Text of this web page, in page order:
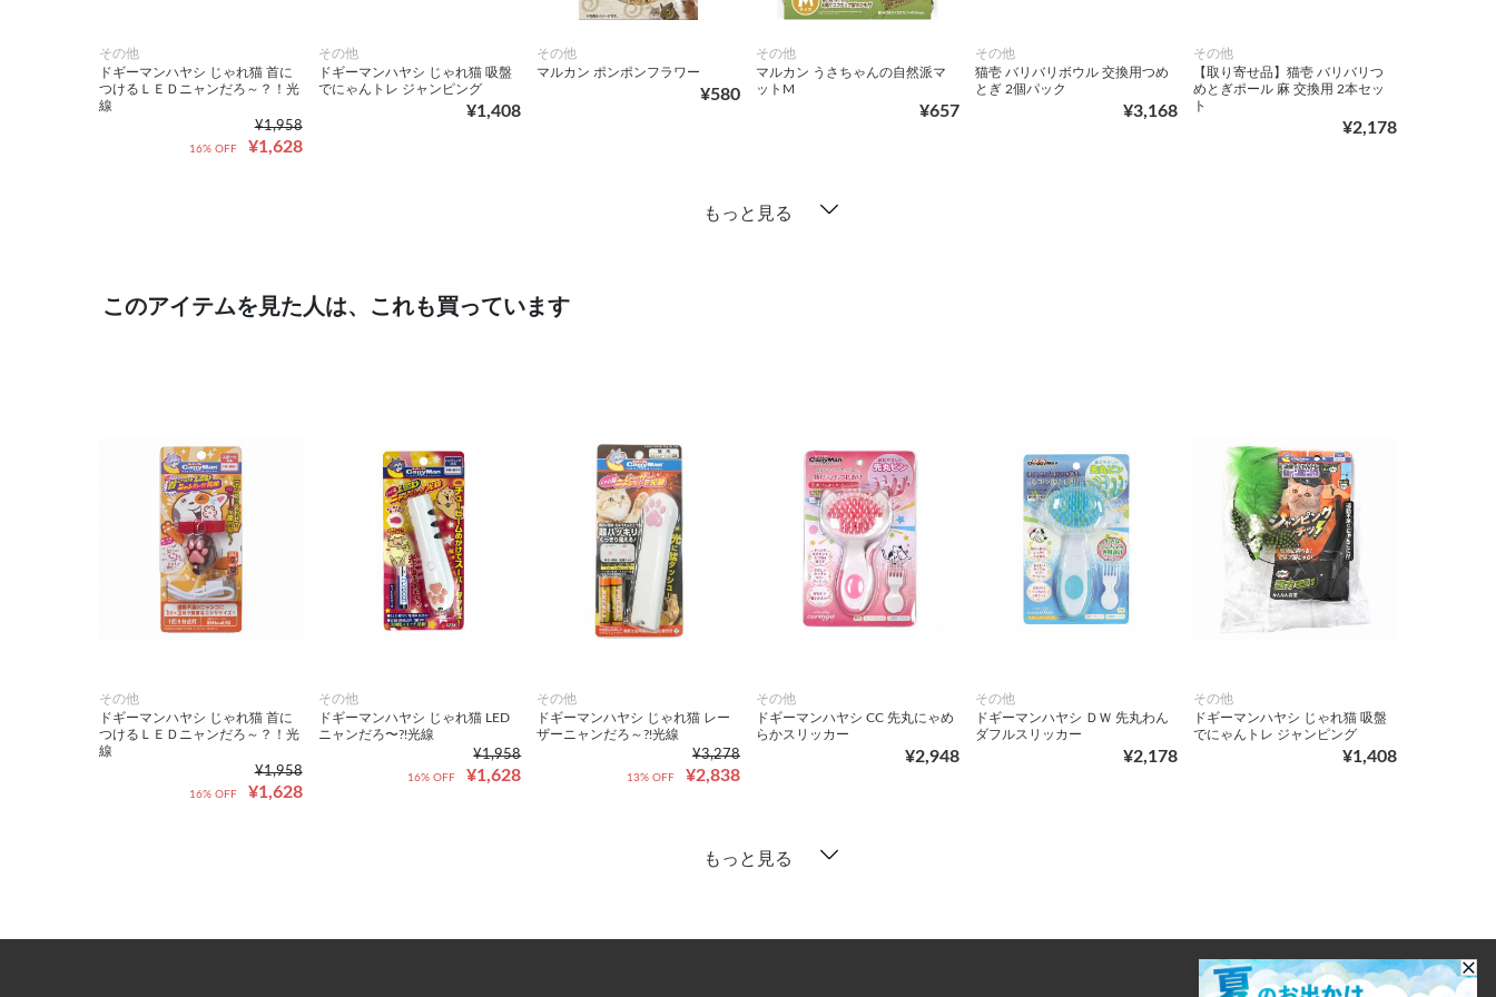
その他
ドギーマンハヤシ じゃれ猫 首に
つけるＬＥＤニャンだろ～？！光
線
¥1,958
¥1,628
16% OFF
その他
ドギーマンハヤシ じゃれ猫 吸盤
でにゃんトレ ジャンピング
¥1,408
その他
マルカン ポンポンフラワー
¥580
その他
マルカン うさちゃんの自然派マ
ットM
¥657
その他
猫壱 バリバリボウル 交換用つめ
とぎ 2個パック
¥3,168
その他
【取り寄せ品】猫壱 バリバリつ
めとぎポール 麻 交換用 2本セッ
ト
¥2,178
もっと見る
このアイテムを見た人は、これも買っています
その他
ドギーマンハヤシ じゃれ猫 首に
つけるＬＥＤニャンだろ～？！光
線
¥1,958
¥1,628
16% OFF
その他
ドギーマンハヤシ じゃれ猫 LED
ニャンだろ〜?!光線
¥1,958
¥1,628
16% OFF
その他
ドギーマンハヤシ じゃれ猫 レー
ザーニャンだろ～?!光線
¥3,278
¥2,838
13% OFF
その他
ドギーマンハヤシ CC 先丸にゃめ
らかスリッカー
¥2,948
その他
ドギーマンハヤシ ＤＷ 先丸わん
ダフルスリッカー
¥2,178
その他
ドギーマンハヤシ じゃれ猫 吸盤
でにゃんトレ ジャンピング
¥1,408
もっと見る